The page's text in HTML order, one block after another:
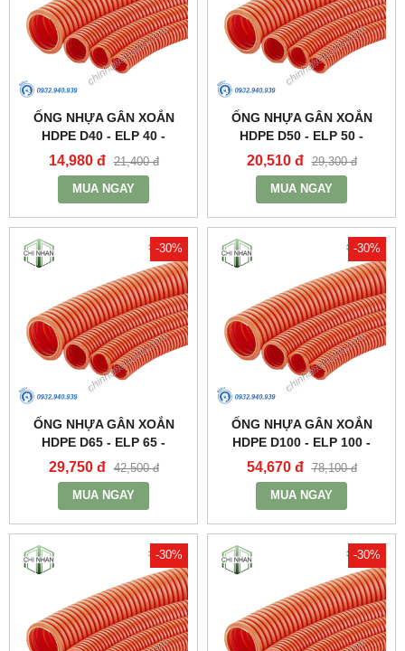
ỐNG NHỰA GÂN XOẮN
HDPE D40 - ELP 40 -
SANTO
14,980 đ 21,400 đ
MUA NGAY
ỐNG NHỰA GÂN XOẮN
HDPE D50 - ELP 50 -
SANTO
20,510 đ 29,300 đ
MUA NGAY
-30%
ỐNG NHỰA GÂN XOẮN
HDPE D65 - ELP 65 -
SANTO
29,750 đ 42,500 đ
MUA NGAY
-30%
ỐNG NHỰA GÂN XOẮN
HDPE D100 - ELP 100 -
SANTO
54,670 đ 78,100 đ
MUA NGAY
-30% -30%